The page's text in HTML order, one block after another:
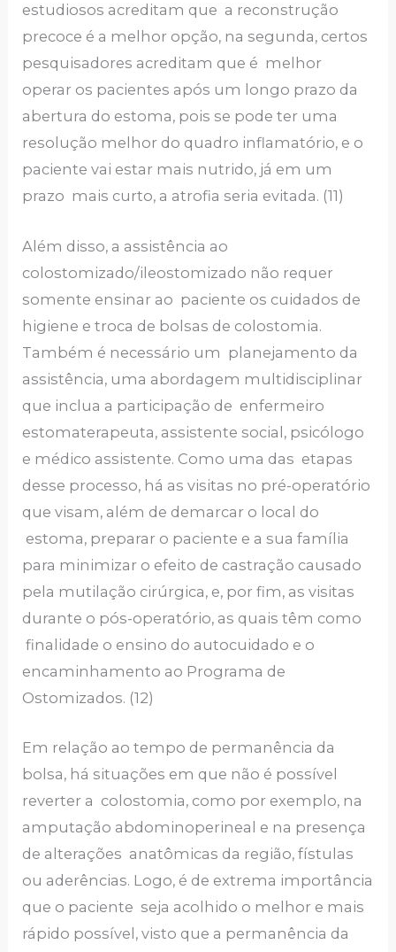
estudiosos acreditam que a reconstrução
precoce é a melhor opção, na segunda, certos
pesquisadores acreditam que é melhor
operar os pacientes após um longo prazo da
abertura do estoma, pois se pode ter uma
resolução melhor do quadro inflamatório, e o
paciente vai estar mais nutrido, já em um
prazo mais curto, a atrofia seria evitada. (11)
Além disso, a assistência ao
colostomizado/ileostomizado não requer
somente ensinar ao paciente os cuidados de
higiene e troca de bolsas de colostomia.
Também é necessário um planejamento da
assistência, uma abordagem multidisciplinar
que inclua a participação de enfermeiro
estomaterapeuta, assistente social, psicólogo
e médico assistente. Como uma das etapas
desse processo, há as visitas no pré-operatório
que visam, além de demarcar o local do
estoma, preparar o paciente e a sua família
para minimizar o efeito de castração causado
pela mutilação cirúrgica, e, por fim, as visitas
durante o pós-operatório, as quais têm como
finalidade o ensino do autocuidado e o
encaminhamento ao Programa de
Ostomizados. (12)
Em relação ao tempo de permanência da
bolsa, há situações em que não é possível
reverter a colostomia, como por exemplo, na
amputação abdominoperineal e na presença
de alterações anatômicas da região, fístulas
ou aderências. Logo, é de extrema importância
que o paciente seja acolhido o melhor e mais
rápido possível, visto que a permanência da